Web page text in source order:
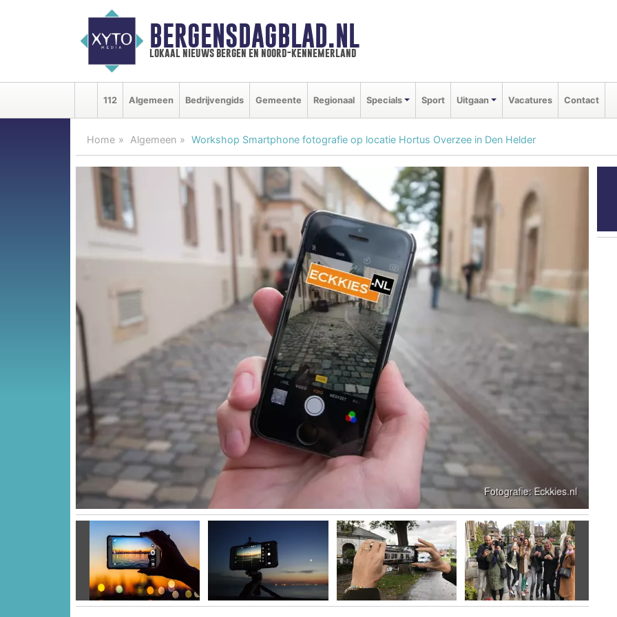
BERGENSDAGBLAD.NL
lokaal nieuws bergen en noord-kennemerland
112 Algemeen Bedrijvengids Gemeente Regionaal Specials Sport Uitgaan Vacatures Contact
Home Algemeen Workshop Smartphone fotografie op locatie Hortus Overzee in Den Helder
Vorige